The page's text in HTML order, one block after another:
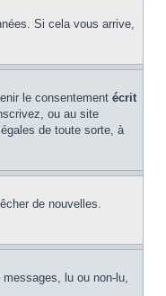
Si cela vous arrive,
le consentement écrit
ou au site
de toute sorte, à
de nouvelles.
lu ou non-lu,